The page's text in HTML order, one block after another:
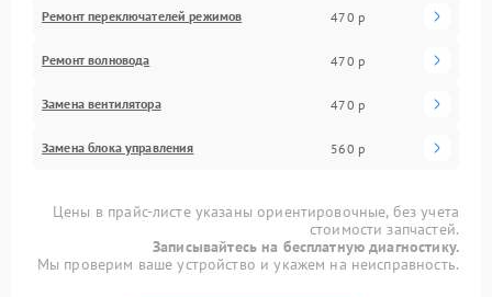
Ремонт переключателей режимов 470 р
Ремонт волновода 470 р
Замена вентилятора 470 р
Замена блока управления 560 р
Цены в прайс-листе указаны ориентировочные, без учета
стоимости запчастей.
Записывайтесь на бесплатную диагностику.
Мы проверим ваше устройство и укажем на неисправность.